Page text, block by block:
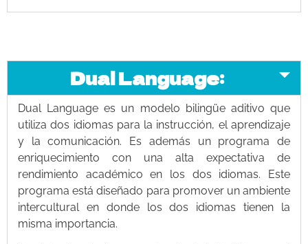
Dual Language:
Dual Language es un modelo bilingüe aditivo que
utiliza dos idiomas para la instrucción, el aprendizaje
y la comunicación. Es además un programa de
enriquecimiento con una alta expectativa de
rendimiento académico en los dos idiomas. Este
programa está diseñado para promover un ambiente
intercultural en donde los dos idiomas tienen la
misma importancia.